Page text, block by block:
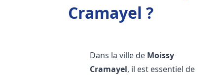
Cramayel ?
Dans la ville de Moissy
Cramayel, il est essentiel de